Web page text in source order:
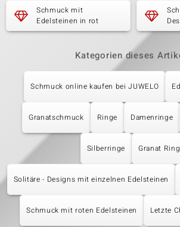
Schmuck mit
Edelsteinen in rot
Kategorien dieses
Schmuck online kaufen bei JUWELO
Granatschmuck Ringe Damenringe
Silberringe Granat Ring
Solitäre - Designs mit einzelnen Edelsteinen
Schmuck mit roten Edelsteinen Letzte